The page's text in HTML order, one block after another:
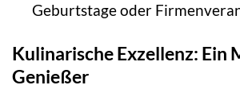
Geburtstage oder
Kulinarische Exzellenz: Ein
Genießer